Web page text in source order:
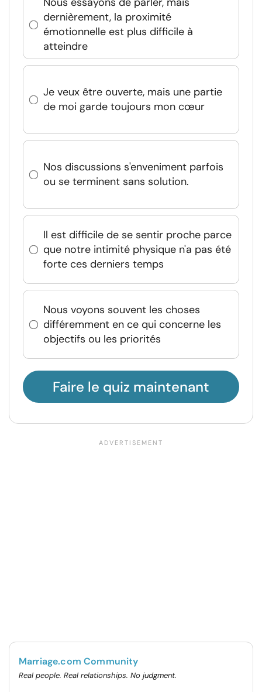
dernièrement, la proximité
émotionnelle est plus difficile à
atteindre
Je veux être ouverte, mais une partie
de moi garde toujours mon cœur
Nos discussions s'enveniment parfois
ou se terminent sans solution.
Il est difficile de se sentir proche parce
que notre intimité physique n'a pas été
forte ces derniers temps
Nous voyons souvent les choses
différemment en ce qui concerne les
objectifs ou les priorités
Faire le quiz maintenant
Marriage.com Community
Real people. Real relationships. No judgment.